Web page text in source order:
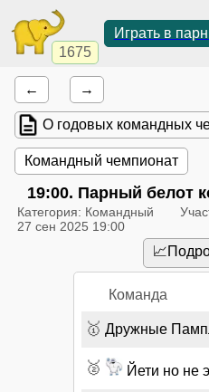
1675
Играть в
← →
О годовых командных
Командный чемпионат
19:00. Парный белот
Категория: Командный
27 сен 2025 19:00
Команда
🥇 Дружные
🥈 Йети но не